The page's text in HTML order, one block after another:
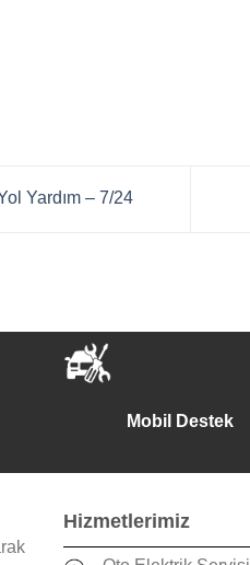
Yardım – 7/24
Mobil Destek
Hizmetlerimiz